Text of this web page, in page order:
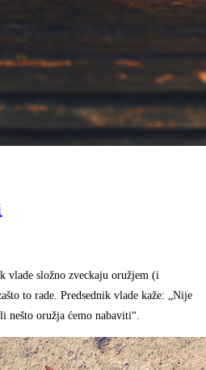
vlade složno zveckaju oružjem (i
to rade. Predsednik vlade kaže: „Nije
nešto oružja ćemo nabaviti“.